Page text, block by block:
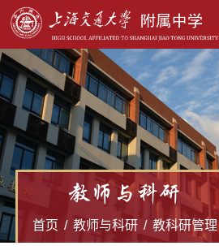
教师与科研
首页 / 教师与科研 / 教科研管理